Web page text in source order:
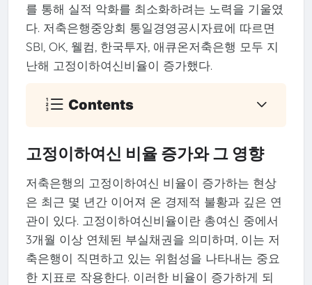
를 통해 실적 악화를 최소화하려는 노력을 기울였
다. 저축은행중앙회 통일경영공시자료에 따르면
SBI, OK, 웰컴, 한국투자, 애큐온저축은행 모두 지
난해 고정이하여신비율이 증가했다.
Contents
고정이하여신 비율 증가와 그 영향
저축은행의 고정이하여신 비율이 증가하는 현상
은 최근 몇 년간 이어져 온 경제적 불황과 깊은 연
관이 있다. 고정이하여신비율이란 총여신 중에서
3개월 이상 연체된 부실채권을 의미하며, 이는 저
축은행이 직면하고 있는 위험성을 나타내는 중요
한 지표로 작용한다. 이러한 비율이 증가하게 되